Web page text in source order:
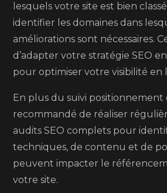
lesquels votre site est bien
identifier les domaines dans
améliorations sont nécessaires.
d’adapter votre stratégie SEO
pour optimiser votre visibilité en
En plus du suivi positionnement
recommandé de réaliser
audits SEO complets pour
techniques, de contenu et de
peuvent impacter le
votre site.